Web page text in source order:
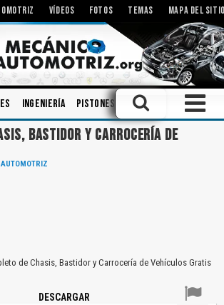
VÍDEOS FOTOS TEMAS MAPA DEL
Ingeniería Pistones Componentes
BASTIDOR Y CARROCERÍA DE
de Chasis, Bastidor y Carrocería de Vehículos Gratis
DESCARGAR